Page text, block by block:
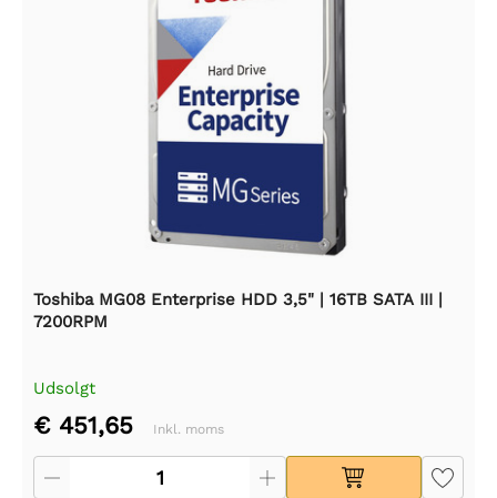
Toshiba MG08 Enterprise HDD 3,5" | 16TB SATA III |
7200RPM
Udsolgt
€ 451,65 Inkl. moms